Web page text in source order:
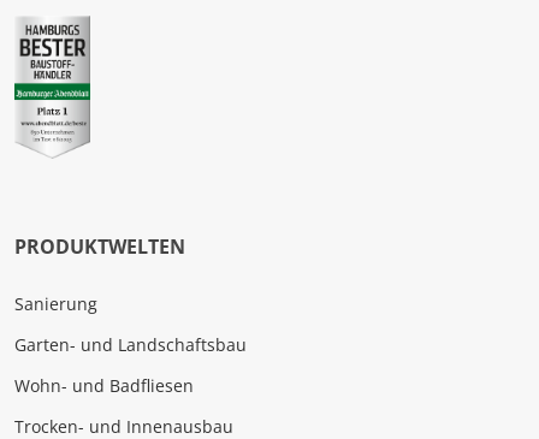
PRODUKTWELTEN
Sanierung
Garten- und Landschaftsbau
Wohn- und Badfliesen
Trocken- und Innenausbau